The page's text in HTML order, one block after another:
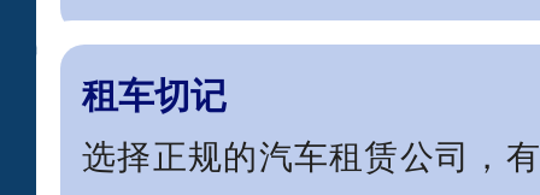
租车切记
选择正规的汽车租赁公司，